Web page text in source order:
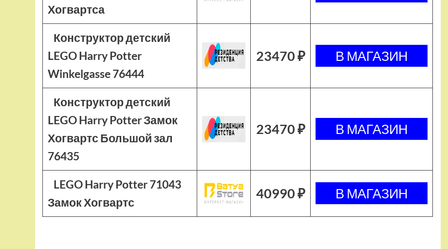
Хогвартса
Конструктор детский
LEGO Harry Potter
Winkelgasse 76444
23470 ₽
Конструктор детский
LEGO Harry Potter Замок
Хогвартс Большой зал
76435
23470 ₽
LEGO Harry Potter 71043
Замок Хогвартс
40990 ₽